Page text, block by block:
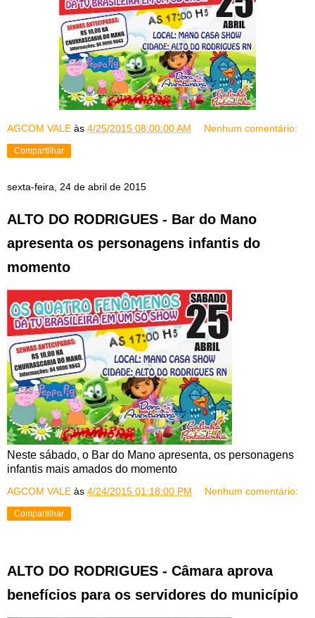
AGCOM VALE às 4/25/2015 08:00:00 AM Nenhum comentário:
Compartilhar
sexta-feira, 24 de abril de 2015
ALTO DO RODRIGUES - Bar do Mano
apresenta os personagens infantis do
momento
Neste sábado, o Bar do Mano apresenta, os personagens
infantis mais amados do momento
AGCOM VALE às 4/24/2015 01:18:00 PM Nenhum comentário:
Compartilhar
ALTO DO RODRIGUES - Câmara aprova
benefícios para os servidores do município